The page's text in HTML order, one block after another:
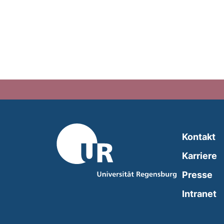
Kontakt
Karriere
Presse
Intranet